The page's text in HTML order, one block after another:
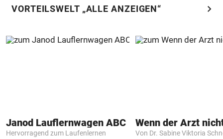
VORTEILSWELT „ALLE ANZEIGEN“ chevron_right
Janod Lauflernwagen ABC
Hervorragend zum Laufenlernen Von Dr. Sabine Viktoria